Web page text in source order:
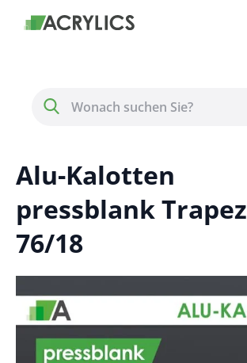
Alu-Kalotten
pressblank Trapez
76/18